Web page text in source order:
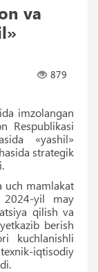
va
879
imzolangan
Respublikasi
«yashil»
strategik
uch mamlakat
yil may
qilish va
berish
kuchlanishli
iqtisodiy